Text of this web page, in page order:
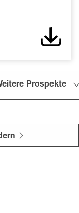
Prospekte